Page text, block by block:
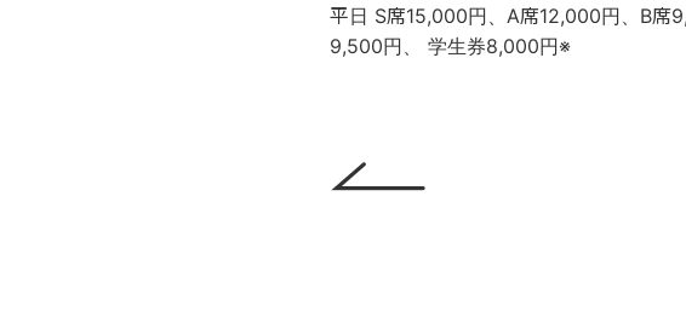
平日 S席15,000円、A席12,000円、B席
9,500円、 学生券8,000円※